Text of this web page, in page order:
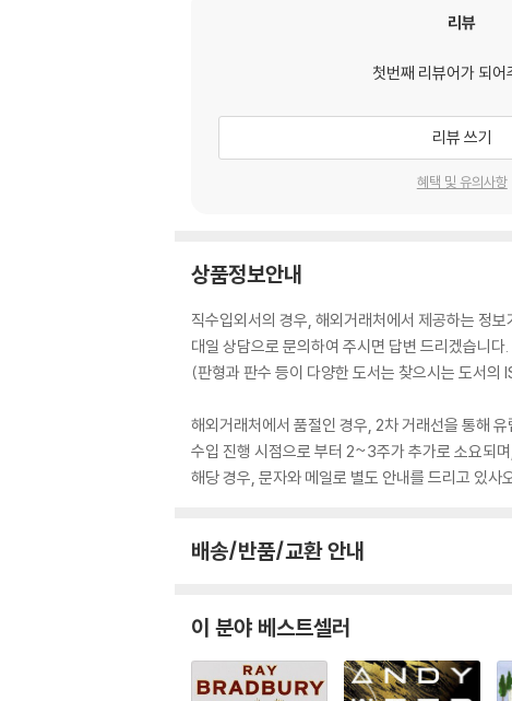
리뷰
첫번째 리뷰어가 되어
리뷰 쓰기
혜택 및 유의사항
상품정보안내
직수입외서의 경우, 해외거래처에서 제공하는 정
대일 상담으로 문의하여 주시면 답변 드리겠습니다.
(판형과 판수 등이 다양한 도서는 찾으시는 도서의
해외거래처에서 품절인 경우, 2차 거래선을 통해
수입 진행 시점으로 부터 2~3주가 추가로 소요되
해당 경우, 문자와 메일로 별도 안내를 드리고 있
배송/반품/교환 안내
이 분야 베스트셀러